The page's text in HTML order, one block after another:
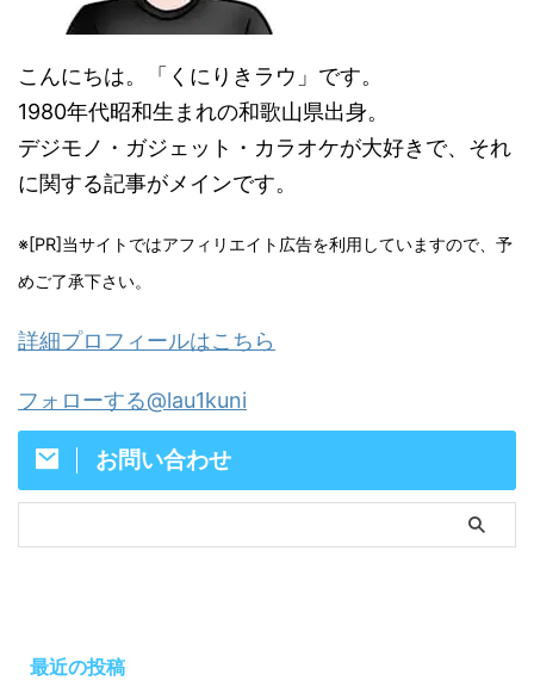
こんにちは。「くにりきラウ」です。
1980年代昭和生まれの和歌山県出身。
デジモノ・ガジェット・カラオケが大好きで、それ
に関する記事がメインです。
※[PR]当サイトではアフィリエイト広告を利用していますので、予
めご了承下さい。
詳細プロフィールはこちら
フォローする@lau1kuni
お問い合わせ
最近の投稿